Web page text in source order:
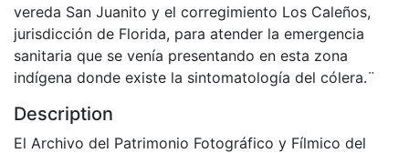
vereda San Juanito y el corregimiento Los Caleños,
jurisdicción de Florida, para atender la emergencia
sanitaria que se venía presentando en esta zona
indígena donde existe la sintomatología del cólera.¨
Description
El Archivo del Patrimonio Fotográfico y Fílmico del